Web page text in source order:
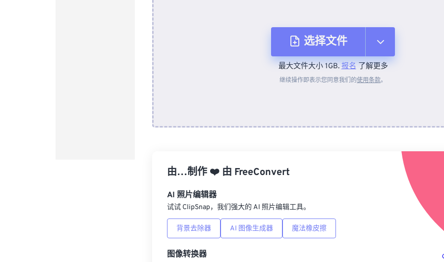
选择文件
从设备
来自网址
最大文件大小 1GB.报名了解更多
继续操作即表示您同意我们的使用条款。
由…制作 ❤️ 由 FreeConvert
AI 照片编辑器
试试 ClipSnap，我们强大的 AI 照片编辑工具。
背景去除器 AI 图像生成器 魔法橡皮擦
图像转换器